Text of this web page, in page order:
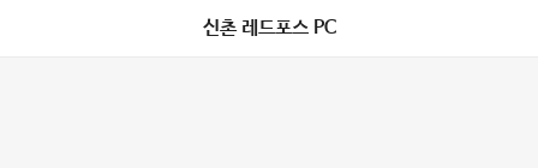
신촌 레드포스 PC